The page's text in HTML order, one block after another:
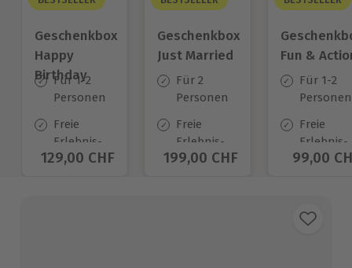
Geschenkbox
Happy
Birthday
Für 1-2
Personen
Freie
Erlebnis-
Auswahl
Aktueller Preis
129,00 CHF
Geschenkbox
Just Married
Für 2
Personen
Freie
Erlebnis-
Auswahl
Aktueller Preis
199,00 CHF
Fun &
Für 1-2
Personen
Freie
Erlebnis-
Auswahl
99,00